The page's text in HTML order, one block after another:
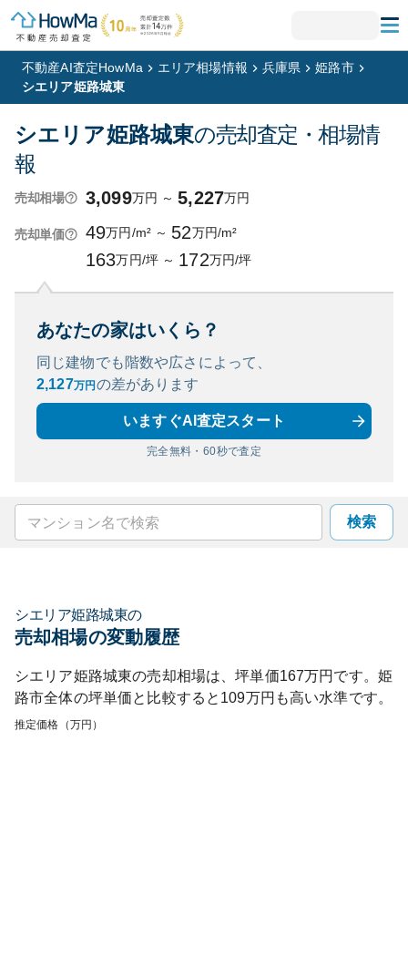
不動産AI査定HowMa エリア相場情報 兵庫県
姫路市
シエリア姫路城東
シエリア姫路城東の売却査定・相場情
報
売却相場 3,099万円 ～ 5,227万円
売却単価 49万円/m² ～ 52万円/m²
163万円/坪 ～ 172万円/坪
あなたの家はいくら？
同じ建物でも階数や広さによって、
2,127万円 の差があります
いますぐAI査定スタート
完全無料・60秒で査定
検索
シエリア姫路城東の
売却相場の変動履歴
シエリア姫路城東の売却相場は、坪単価167万円です。 姫
路市全体の坪単価と比較すると 109万円も高い水準です。
推定価格（万円）